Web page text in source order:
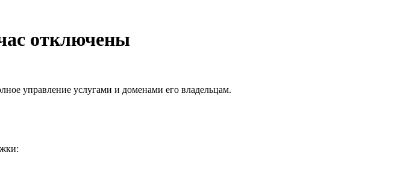
отключены
управление услугами и доменами его владельцам.